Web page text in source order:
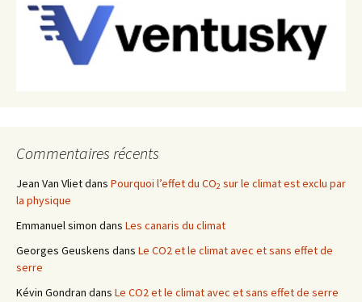
Commentaires récents
Jean Van Vlietdans Pourquoi l’effet du CO2 sur le climat est exclu par
la physique
Emmanuel simon dans Les canaris du climat
Georges Geuskens dans Le CO2 et le climat avec et sans effet de
serre
Kévin Gondran dans Le CO2 et le climat avec et sans effet de serre